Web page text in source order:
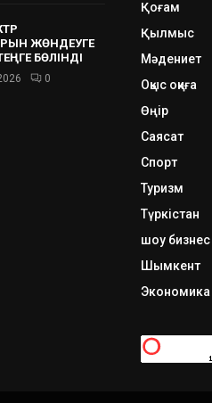
ЖӨНДЕУГЕ
БӨЛІНДІ
0
Қоғам
Қылмыс
Мәдениет
Оқыс оқиға
Өңір
Саясат
Спорт
Туризм
Түркістан
шоу бизнес
Шымкент
Экономика